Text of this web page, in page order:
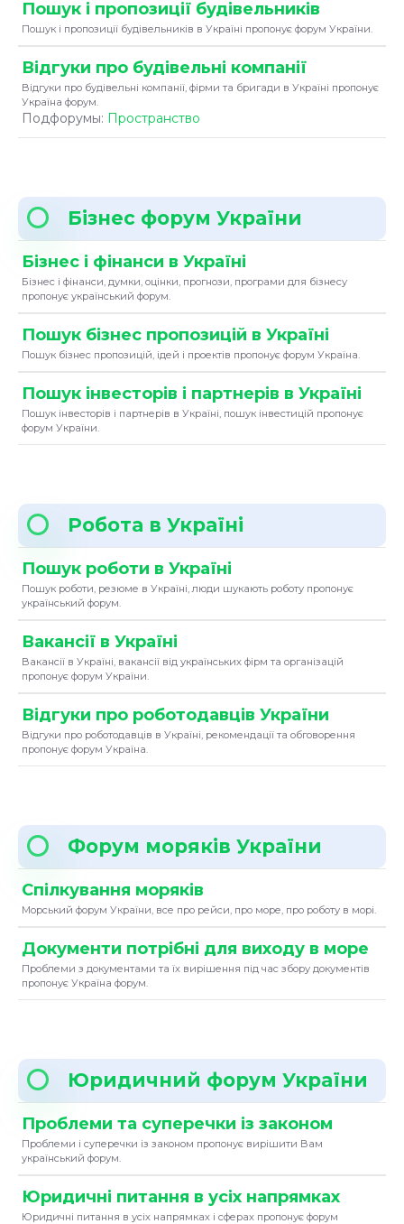
Пошук і пропозиції будівельників
Пошук і пропозиції будівельників в Україні пропонує форум України.
Відгуки про будівельні компанії
Відгуки про будівельні компанії, фірми та бригади в Україні пропонує
Україна форум.
Подфорумы: Пространство
Бізнес форум України
Бізнес і фінанси в Україні
Бізнес і фінанси, думки, оцінки, прогнози, програми для бізнесу
пропонує український форум.
Пошук бізнес пропозицій в Україні
Пошук бізнес пропозицій, ідей і проектів пропонує форум Україна.
Пошук інвесторів і партнерів в Україні
Пошук інвесторів і партнерів в Україні, пошук інвестицій пропонує
форум України.
Робота в Україні
Пошук роботи в Україні
Пошук роботи, резюме в Україні, люди шукають роботу пропонує
український форум.
Вакансії в Україні
Вакансії в Україні, вакансії від українських фірм та організацій
пропонує форум України.
Відгуки про роботодавців України
Відгуки про роботодавців в Україні, рекомендації та обговорення
пропонує форум Україна.
Форум моряків України
Спілкування моряків
Морський форум України, все про рейси, про море, про роботу в морі.
Документи потрібні для виходу в море
Проблеми з документами та їх вирішення під час збору документів
пропонує Україна форум.
Юридичний форум України
Проблеми та суперечки із законом
Проблеми і суперечки із законом пропонує вирішити Вам
український форум.
Юридичні питання в усіх напрямках
Юридичні питання в усіх напрямках і сферах пропонує форум